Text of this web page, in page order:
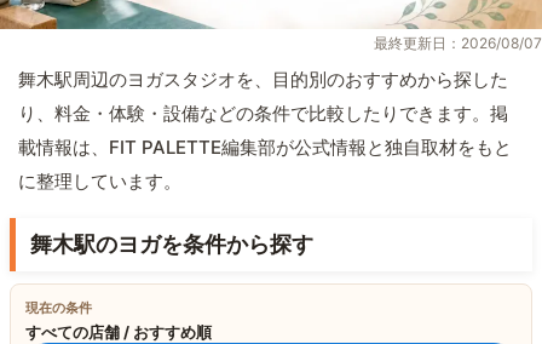
最終更新日：2026/08/07
舞木駅周辺のヨガスタジオを、目的別のおすすめから探した
り、料金・体験・設備などの条件で比較したりできます。掲
載情報は、FIT PALETTE編集部が公式情報と独自取材をもと
に整理しています。
舞木駅のヨガを条件から探す
現在の条件
すべての店舗 / おすすめ順